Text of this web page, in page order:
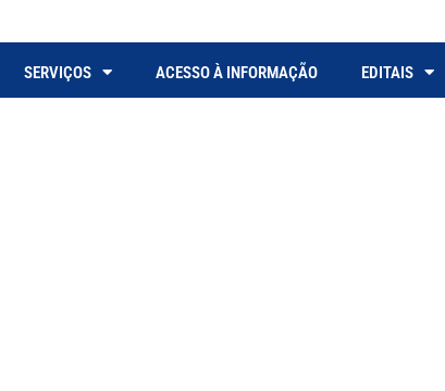
SERVIÇOS ACESSO À INFORMAÇÃO EDITAIS